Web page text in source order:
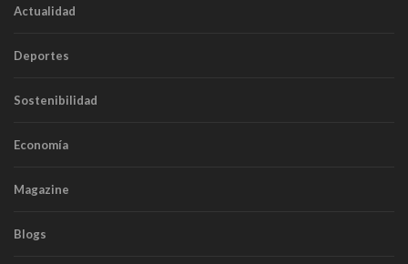
Actualidad
Deportes
Sostenibilidad
Economía
Magazine
Blogs